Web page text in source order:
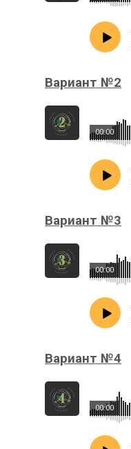
Вариант №2
00:00
Вариант №3
00:00
Вариант №4
00:00